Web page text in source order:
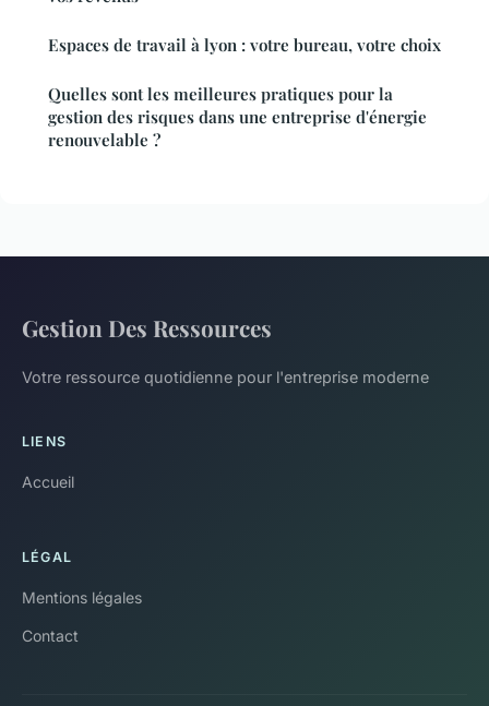
Espaces de travail à lyon : votre bureau, votre choix
Quelles sont les meilleures pratiques pour la
gestion des risques dans une entreprise d'énergie
renouvelable ?
Gestion Des Ressources
Votre ressource quotidienne pour l'entreprise moderne
LIENS
Accueil
LÉGAL
Mentions légales
Contact